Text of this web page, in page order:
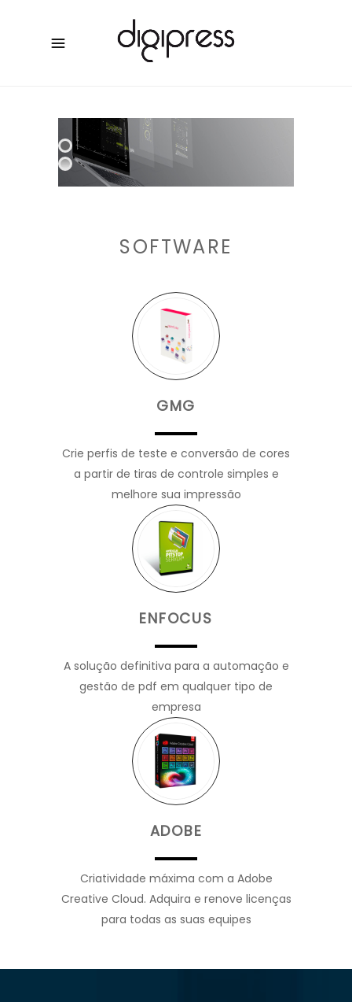
SOFTWARE
GMG
Crie perfis de teste e conversão de cores
a partir de tiras de controle simples e
melhore sua impressão
ENFOCUS
A solução definitiva para a automação e
gestão de pdf em qualquer tipo de
empresa
ADOBE
Criatividade máxima com a Adobe
Creative Cloud. Adquira e renove licenças
para todas as suas equipes